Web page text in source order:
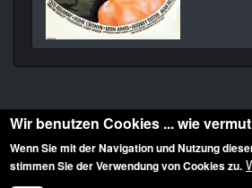
Diese Website ist urheberrechtlich geschützt: © 2010-
Wir benutzen Cookies ... wie
Wenn Sie mit der Navigation und Nutzung
stimmen Sie der Verwendung von Cookies zu.